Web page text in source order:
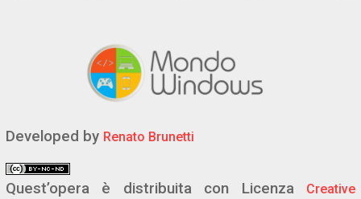
Developed by Renato Brunetti
Quest’opera è distribuita con Licenza
Creative